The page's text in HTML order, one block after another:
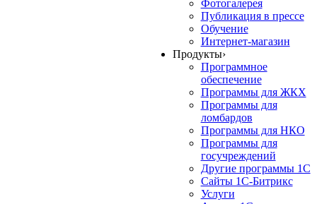
Фотогалерея
Публикация в прессе
Обучение
Интернет-магазин
Продукты›
Программное
обеспечение
Программы для ЖКХ
Программы для
ломбардов
Программы для НКО
Программы для
госучреждений
Другие программы 1С
Сайты 1С-Битрикс
Услуги